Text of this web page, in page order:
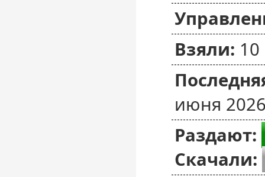
Взяли:
июня
Раздают:
Скачали: